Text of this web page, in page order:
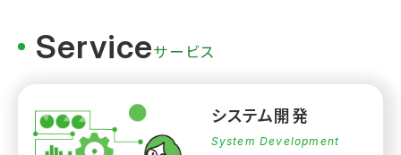
Serviceサービス
システム開発
System Development